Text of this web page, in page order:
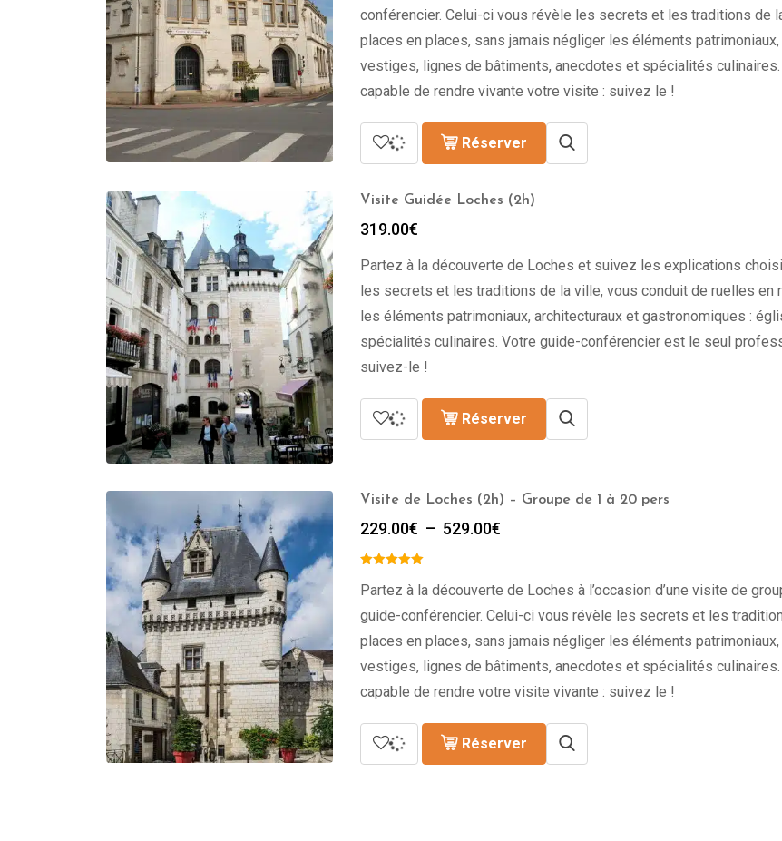
à
359.00€
conférencier. Celui-ci vous révèle les secrets et les traditions de
places en places, sans jamais négliger les éléments
vestiges, lignes de bâtiments, anecdotes et spécialités
capable de rendre vivante votre visite : suivez le !
Réserver
Visite Guidée Loches (2h)
319.00€
Partez à la découverte de Loches et suivez les explications
les secrets et les traditions de la ville, vous conduit de ruelles en
les éléments patrimoniaux, architecturaux et gastronomiques :
spécialités culinaires. Votre guide-conférencier est le seul
suivez-le !
Réserver
Visite de Loches (2h) – Groupe de 1 à 20 pers
229.00€ – 529.00€
229.00€
à
529.00€
Partez à la découverte de Loches à l’occasion d’une visite de
guide-conférencier. Celui-ci vous révèle les secrets et les
places en places, sans jamais négliger les éléments
vestiges, lignes de bâtiments, anecdotes et spécialités
capable de rendre votre visite vivante : suivez le !
Réserver